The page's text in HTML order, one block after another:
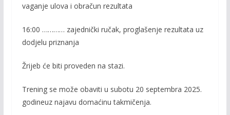
vaganje ulova i obračun rezultata
16:00 ………… zajednički ručak, proglašenje rezultata uz
dodjelu priznanja
Žrijeb će biti proveden na stazi.
Trening se može obaviti u subotu 20 septembra 2025.
godineuz najavu domaćinu takmičenja.